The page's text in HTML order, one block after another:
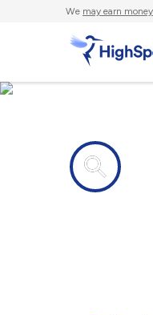
We may earn money